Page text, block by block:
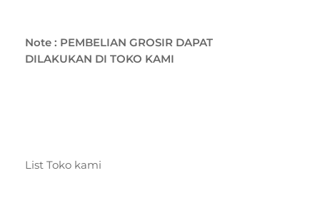
Note : PEMBELIAN GROSIR DAPAT
DILAKUKAN DI TOKO KAMI
List Toko kami